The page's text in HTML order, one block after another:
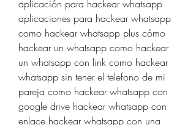
aplicación para hackear whatsapp
aplicaciones para hackear whatsapp
como hackear whatsapp plus cómo
hackear un whatsapp como hackear
un whatsapp con link como hackear
whatsapp sin tener el telefono de mi
pareja como hackear whatsapp con
google drive hackear whatsapp con
enlace hackear whatsapp con una